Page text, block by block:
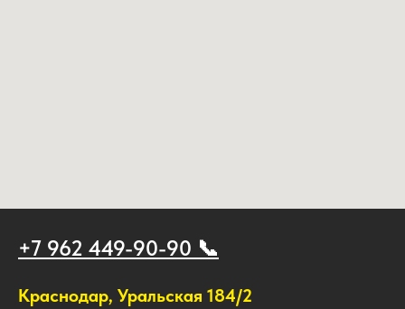
+7 962 449-90-90 📞
Краснодар, Уральская 184/2